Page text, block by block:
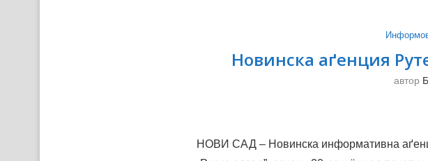
Новинска аґенция
автор
НОВИ САД – Новинска информaтивна